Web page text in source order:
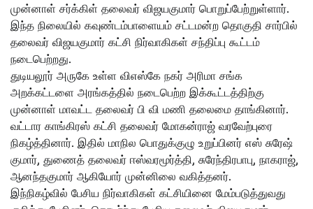
முன்னாள் சர்க்கிள் தலைவர் விஜயகுமார் பொறுப்பேற்றுள்ளார்.
இந்த நிலையில் கவுண்டம்பாளையம் சட்டமன்ற தொகுதி சார்பில்
தலைவர் விஜயகுமார் கட்சி நிர்வாகிகள் சந்திப்பு கூட்டம்
நடைபெற்றது.
துடியலூர் அருகே உள்ள விஎஸ்கே நகர் அரிமா சங்க
அறக்கட்டளை அரங்கத்தில் நடைபெற்ற இக்கூட்டத்திற்கு
முன்னாள் மாவட்ட தலைவர் பி வி மணி தலைமை தாங்கினார்.
வட்டார காங்கிரஸ் கட்சி தலைவர் மோகன்ராஜ் வரவேற்புரை
நிகழ்த்தினார். இதில் மாநில பொதுக்குழு உறுப்பினர் எஸ் சுரேஷ்
குமார், துணைத் தலைவர் ஈஸ்வரமூர்த்தி, சுரேந்திரபாபு, நாகராஜ்,
ஆனந்தகுமார் ஆகியோர் முன்னிலை வகித்தனர்.
இந்நிகழ்வில் பேசிய நிர்வாகிகள் கட்சியினை மேம்படுத்துவது